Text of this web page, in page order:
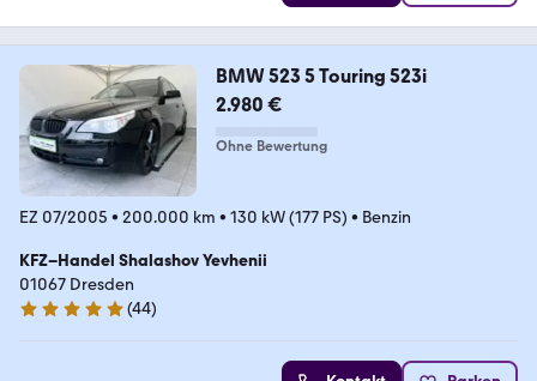
BMW 523 5 Touring 523i
2.980 €
Ohne Bewertung
EZ 07/2005 • 200.000 km • 130 kW (177 PS) • Benzin
KFZ–Handel Shalashov Yevhenii
01067 Dresden
5 Sterne
(44)